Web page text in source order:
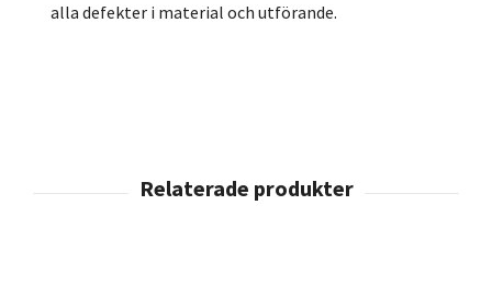
alla defekter i material och utförande.